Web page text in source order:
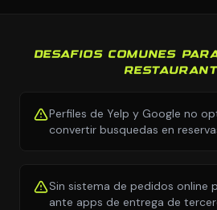
DESAFIOS COMUNES
Perfiles de Yelp y Google no
convertir busquedas en
Sin sistema de pedidos online
ante apps de entrega de